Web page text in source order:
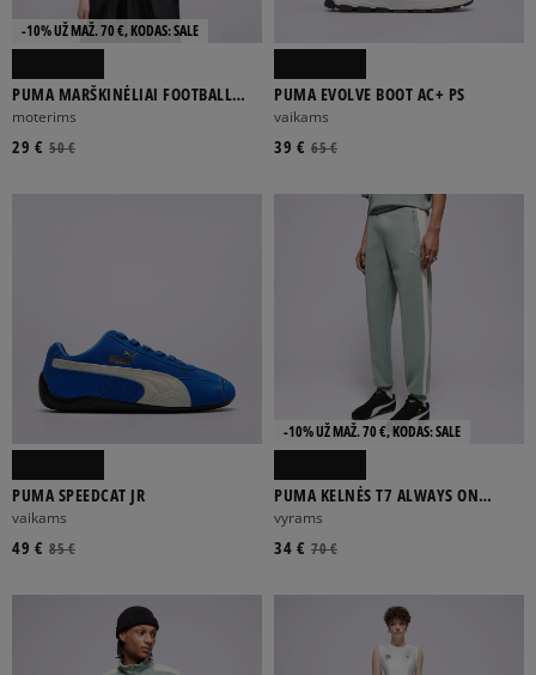
-10% UŽ MAŽ. 70 €, KODAS: SALE
PUMA MARŠKINĖLIAI FOOTBALL
JERSEY BABY TEE
moterims
50 €
29 €
PUMA EVOLVE BOOT AC+ PS
vaikams
65 €
39 €
PUMA SPEEDCAT JR
vaikams
85 €
49 €
-10% UŽ MAŽ. 70 €, KODAS: SALE
PUMA KELNĖS T7 ALWAYS ON
TRACK PANTS DK CL
vyrams
70 €
34 €